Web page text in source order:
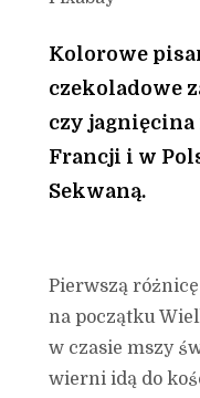
Kolorowe
czekoladowe
czy
Francji i w
Sekwaną.
Pierwszą
na początku
w czasie mszy
wierni idą do